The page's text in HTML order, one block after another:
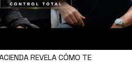
REVELA CÓMO TE